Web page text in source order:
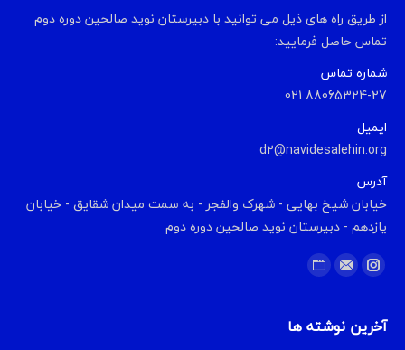
از طریق راه های ذیل می توانید با دبیرستان نوید صالحین دوره دوم
تماس حاصل فرمایید:
شماره تماس
88065324-27 021
ایمیل
d2@navidesalehin.org
آدرس
خیابان شیخ بهایی - شهرک والفجر - به سمت میدان شقایق - خیابان
یازدهم - دبیرستان نوید صالحین دوره دوم
Find us on:
Instagram
Mail
Website
آخرین نوشته ها